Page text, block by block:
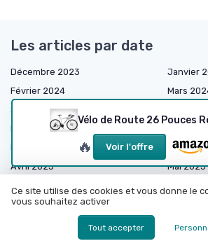
Vélo de Route 26 Pouces
🔥 Voir l'offre
Les articles par date
Décembre 2023
Janvier
Février 2024
Mars
Septembre 2024
Décembre 2024
Janvier
Février 2025
Mars
Avril 2025
Mai 2025
Juin 2025
Juillet
Août 2025
Décembre 2025
Ce site utilise des cookies et vous donne le
vous souhaitez activer
Tout accepter